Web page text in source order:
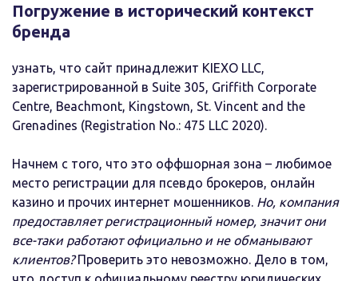
Погружение в исторический контекст
бренда
узнать, что сайт принадлежит KIEXO LLC,
зарегистрированной в Suite 305, Griffith Corporate
Centre, Beachmont, Kingstown, St. Vincent and the
Grenadines (Registration No.: 475 LLC 2020).
Начнем с того, что это оффшорная зона – любимое
место регистрации для псевдо брокеров, онлайн
казино и прочих интернет мошенников. Но, компания
предоставляет регистрационный номер, значит они
все-таки работают официально и не обманывают
клиентов?Проверить это невозможно. Дело в том,